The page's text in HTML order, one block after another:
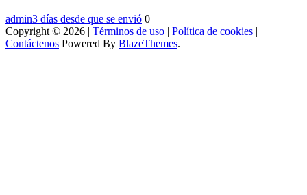
admin3 días desde que se envió 0
Copyright © 2026 | Términos de uso | Política de cookies |
Contáctenos Powered By BlazeThemes.